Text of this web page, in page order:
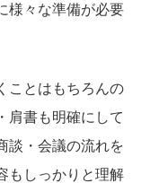
様々な準備が必要
ことはもちろんの
肩書も明確にして
談・会議の流れを
もしっかりと理解